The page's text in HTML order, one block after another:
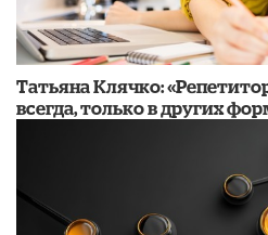
​Татьяна Клячко:
всегда, только в других